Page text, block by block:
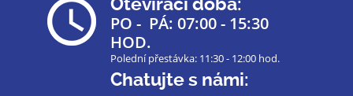
Otevírací doba:
PO - PÁ: 07:00 - 15:30
HOD.
Polední přestávka: 11:30 - 12:00 hod.
Chatujte s námi: